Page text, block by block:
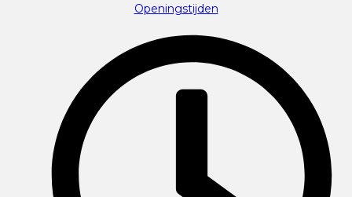
Openingstijden